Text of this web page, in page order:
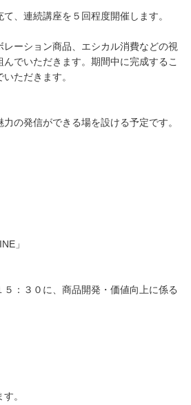
連続講座を５回程度開催します。
ション商品、エシカル消費などの視
いただきます。期間中に完成するこ
ただきます。
発信ができる場を設ける予定です。
」
３０に、商品開発・価値向上に係る
。